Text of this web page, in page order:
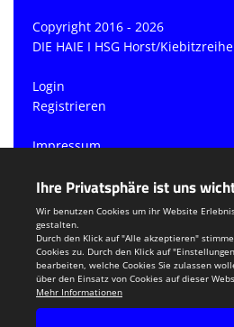
Copyright 2016 - 2026
DIE HAIE I HSG Horst/Kiebitzreihe
Login
Registrieren
Impressum
Teamsports 2
Dein Sportverein online